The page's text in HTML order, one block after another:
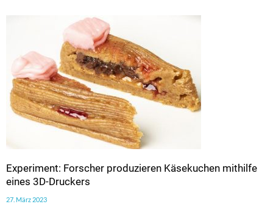
Experiment: Forscher produzieren Käsekuchen mithilfe
eines 3D-Druckers
27. März 2023